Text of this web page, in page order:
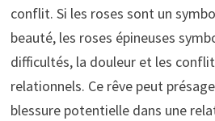
conflit. Si les roses sont un
beauté, les roses épineuses
difficultés, la douleur et les
relationnels. Ce rêve peut
blessure potentielle dans une